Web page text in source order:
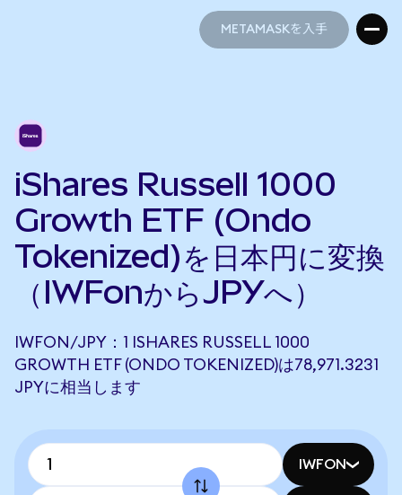
METAMASKを入手
iShares Russell 1000
Growth ETF (Ondo
Tokenized)を日本円に変換
（IWFonからJPYへ）
IWFON/JPY：1 ISHARES RUSSELL 1000
GROWTH ETF (ONDO TOKENIZED)は78,971.3231
JPYに相当します
IWFON